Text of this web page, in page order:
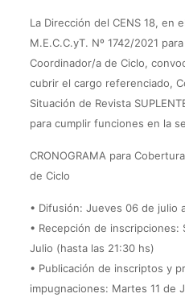
La Dirección del CENS 18, en
M.E.C.C.yT. Nº 1742/2021
Coordinador/a de Ciclo,
cubrir el cargo referenciado,
Situación de Revista
para cumplir funciones en la
CRONOGRAMA para
de Ciclo
• Difusión: Jueves 06 de julio
• Recepción de inscripciones:
Julio (hasta las 21:30 hs)
• Publicación de inscriptos y
impugnaciones: Martes 11 de